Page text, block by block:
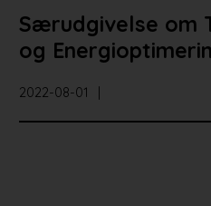
Bygningen
Projekter
Særudgivelse om
og
2022-08-01